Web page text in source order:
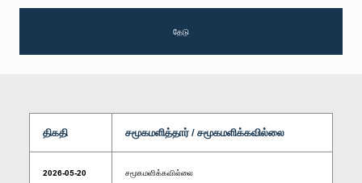
தேடு
திகதி சமூகமளித்தார் / சமூகமளிக்கவில்லை
2026-05-20 சமூகமளிக்கவில்லை